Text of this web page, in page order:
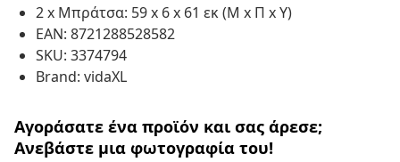
2 x Μπράτσα: 59 x 6 x 61 εκ (Μ x Π x Υ)
EAN: 8721288528582
SKU: 3374794
Brand: vidaXL
Αγοράσατε ένα προϊόν και σας άρεσε;
Ανεβάστε μια φωτογραφία του!